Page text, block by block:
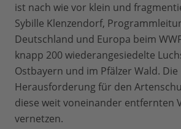
ist nach wie vor klein und
Sybille Klenzendorf,
Deutschland und Europa beim
knapp 200 wiederangesiedelte
Ostbayern und im Pfälzer Wald. Die
Herausforderung für den
diese weit voneinander entfernten
vernetzen.